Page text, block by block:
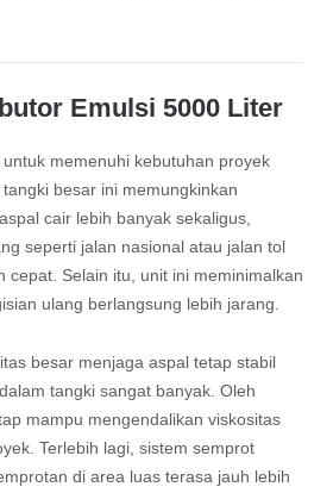
Emulsi 5000 Liter
memenuhi kebutuhan proyek
besar ini memungkinkan
cair lebih banyak sekaligus,
seperti jalan nasional atau jalan tol
cepat. Selain itu, unit ini meminimalkan
ulang berlangsung lebih jarang.
besar menjaga aspal tetap stabil
tangki sangat banyak. Oleh
mampu mengendalikan viskositas
Terlebih lagi, sistem semprot
di area luas terasa jauh lebih